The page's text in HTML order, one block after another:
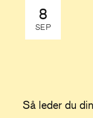
8
SEP
Så leder du